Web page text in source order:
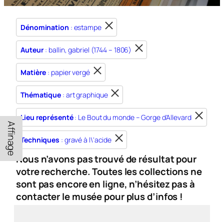
Dénomination : estampe
Auteur: ballin, gabriel (1744 – 1806)
Matière : papier vergé
Thématique : art graphique
Lieu représenté: Le Bout du monde – Gorge d'Allevard
Techniques : gravé à l\'acide
Nous n’avons pas trouvé de résultat pour
votre recherche. Toutes les collections ne
sont pas encore en ligne, n’hésitez pas à
contacter le musée pour plus d’infos !
Affinage